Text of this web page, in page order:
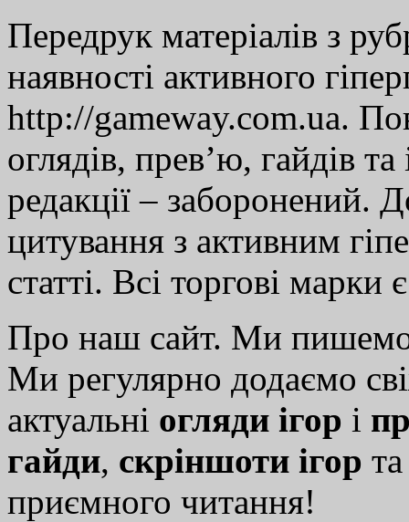
Передрук матеріалів з
наявності активного
http://gameway.com.ua.
оглядів, прев’ю, гайдів
редакції – заборонений.
цитування з активним
статті. Всі торгові марки
Про наш сайт. Ми
Ми регулярно додаємо
актуальні огляди ігор і
гайди, скріншоти ігор
приємного читання!